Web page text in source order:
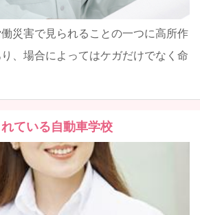
災害で見られることの一つに高所作
、場合によってはケガだけでなく命
ている自動車学校